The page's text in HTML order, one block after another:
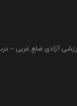
آزادی ضلع غربی –